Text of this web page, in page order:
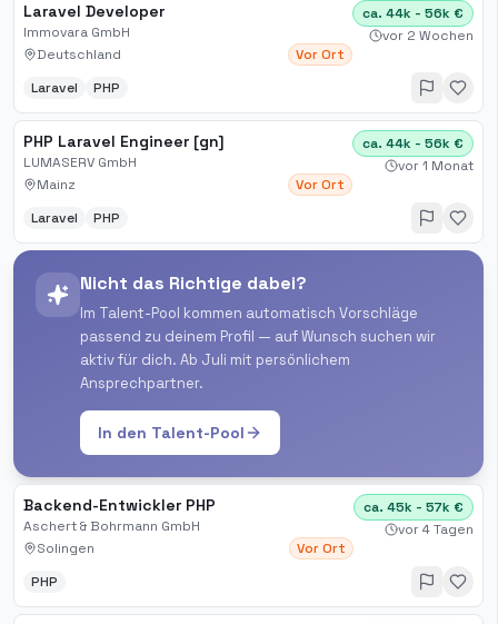
Laravel Developer
Immovara GmbH
Deutschland
Vor Ort
ca. 44k - 56k €
vor 2 Wochen
Laravel PHP
PHP Laravel Engineer [gn]
LUMASERV GmbH
Mainz
Vor Ort
ca. 44k - 56k €
vor 1 Monat
Laravel PHP
Nicht das Richtige dabei?
Im Talent-Pool kommen automatisch Vorschläge
passend zu deinem Profil — auf Wunsch suchen wir
aktiv für dich. Ab Juli mit persönlichem
Ansprechpartner.
In den Talent-Pool
Backend-Entwickler PHP
Aschert & Bohrmann GmbH
Solingen
Vor Ort
ca. 45k - 57k €
vor 4 Tagen
PHP